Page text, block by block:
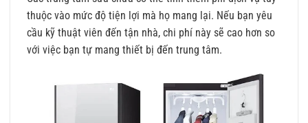
thuộc vào mức độ tiện lợi mà họ mang lại. Nếu bạn yêu
cầu kỹ thuật viên đến tận nhà, chi phí này sẽ cao hơn so
với việc bạn tự mang thiết bị đến trung tâm.